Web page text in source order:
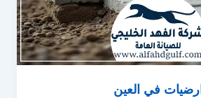
في العين